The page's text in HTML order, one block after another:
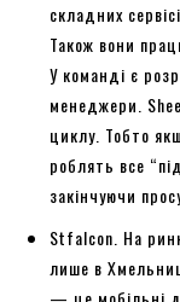
складних
Також вони
У команді є
менеджери.
циклу. Тобто
роблять все
закінчуючи
Stfalcon. На
лише в